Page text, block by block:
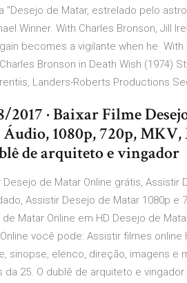
"Desejo de Matar, estrelado pelo
Winner. With Charles Bronson, Jill
becomes a vigilante when he With
Bronson in Death Wish (1974)
Landers-Roberts Productions
2017 · Baixar Filme
1080p, 720p,
de arquiteto e vingador
Desejo de Matar Online grátis,
Assistir Desejo de Matar 1080p e
de Matar Online em HD Desejo de
você pode: Assistir filmes
sinopse, elenco, direção, imagens e
da 25. O dublê de arquiteto e